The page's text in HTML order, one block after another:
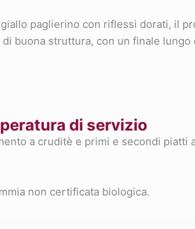
paglierino con riflessi dorati, il
buona struttura, con un finale
di servizio
a cruditè e primi e secondi
non certificata biologica.